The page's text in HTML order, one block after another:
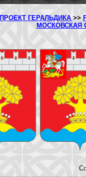
ПРОЕКТ ГЕРАЛЬДИКА >>
МОСКОВСКАЯ